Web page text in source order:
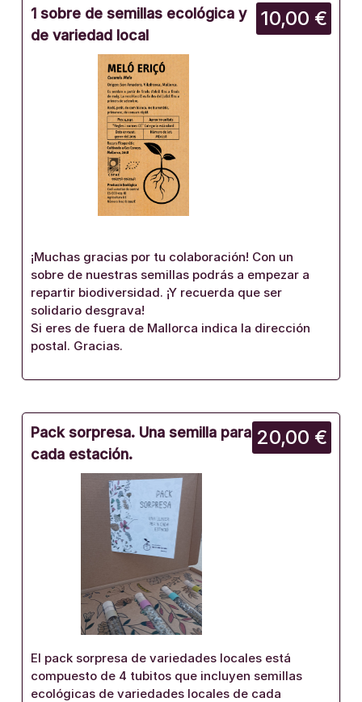
10,00 €
1 sobre de semillas ecológica y
de variedad local
¡Muchas gracias por tu colaboración! Con un
sobre de nuestras semillas podrás a empezar a
repartir biodiversidad. ¡Y recuerda que ser
solidario desgrava!
Si eres de fuera de Mallorca indica la dirección
postal. Gracias.
20,00 €
Pack sorpresa. Una semilla para
cada estación.
El pack sorpresa de variedades locales está
compuesto de 4 tubitos que incluyen semillas
ecológicas de variedades locales de cada